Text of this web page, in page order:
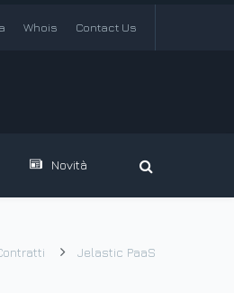
Whois Contact Us
Novità
Jelastic PaaS